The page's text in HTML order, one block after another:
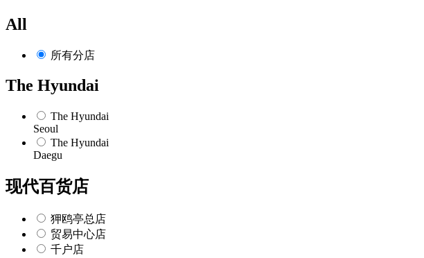
All
所有分店
The Hyundai
The Hyundai
Seoul
The Hyundai
Daegu
现代百货店
狎鸥亭总店
贸易中心店
千户店